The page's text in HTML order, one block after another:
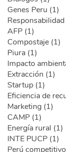
Genes Peru (1)
AFP (1)
Compostaje (1)
Piura (1)
Impacto
Extracción (1)
Startup (1)
Eficiencia de
Marketing (1)
CAMP (1)
Energía rural (1)
INTE PUCP (1)
Perú